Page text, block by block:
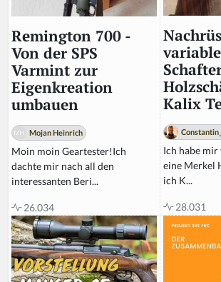
o
r
e
t
hi
s
fi
d
Remington 700 -
Von der SPS
Varmint zur
Eigenkreation
umbauen
Mojan Heinrich
Moin moin Geartester!Ich
dachte mir nach all den
interessanten Beri...
26.034
variable
Kalix
Ich habe
eine Merkel
ich K...
28.031